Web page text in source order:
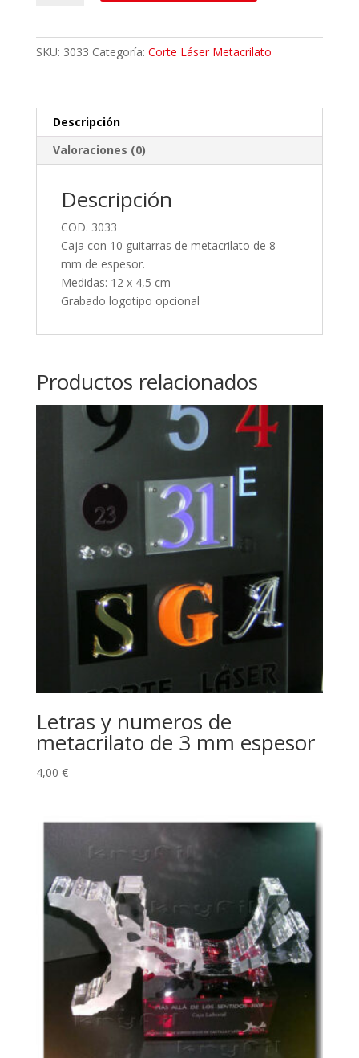
SKU: 3033 Categoría: Corte Láser Metacrilato
Descripción
Valoraciones (0)
Descripción
COD. 3033
Caja con 10 guitarras de metacrilato de 8
mm de espesor.
Medidas: 12 x 4,5 cm
Grabado logotipo opcional
Productos relacionados
Letras y numeros de
metacrilato de 3 mm espesor
4,00 €